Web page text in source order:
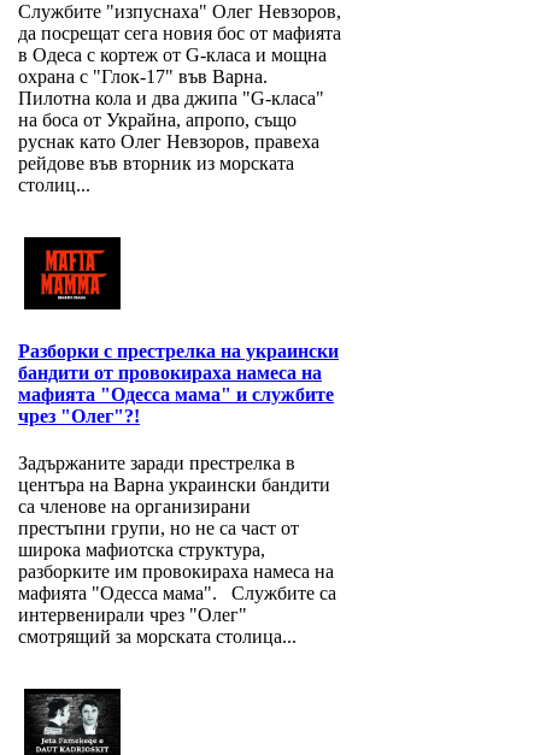
Службите "изпуснаха" Олег Невзоров,
да посрещат сега новия бос от мафията
в Одеса с кортеж от G-класа и мощна
охрана с "Глок-17" във Варна.
Пилотна кола и два джипа "G-класа"
на боса от Украйна, апропо, също
руснак като Олег Невзоров, правеха
рейдове във вторник из морската
столиц...
Разборки с престрелка на украински
бандити от провокираха намеса на
мафията "Одесса мама" и службите
чрез "Олег"?!
Задържаните заради престрелка в
центъра на Варна украински бандити
са членове на организирани
престъпни групи, но не са част от
широка мафиотска структура,
разборките им провокираха намеса на
мафията "Одесса мама". Службите са
интервенирали чрез "Олег"
смотрящий за морската столица...